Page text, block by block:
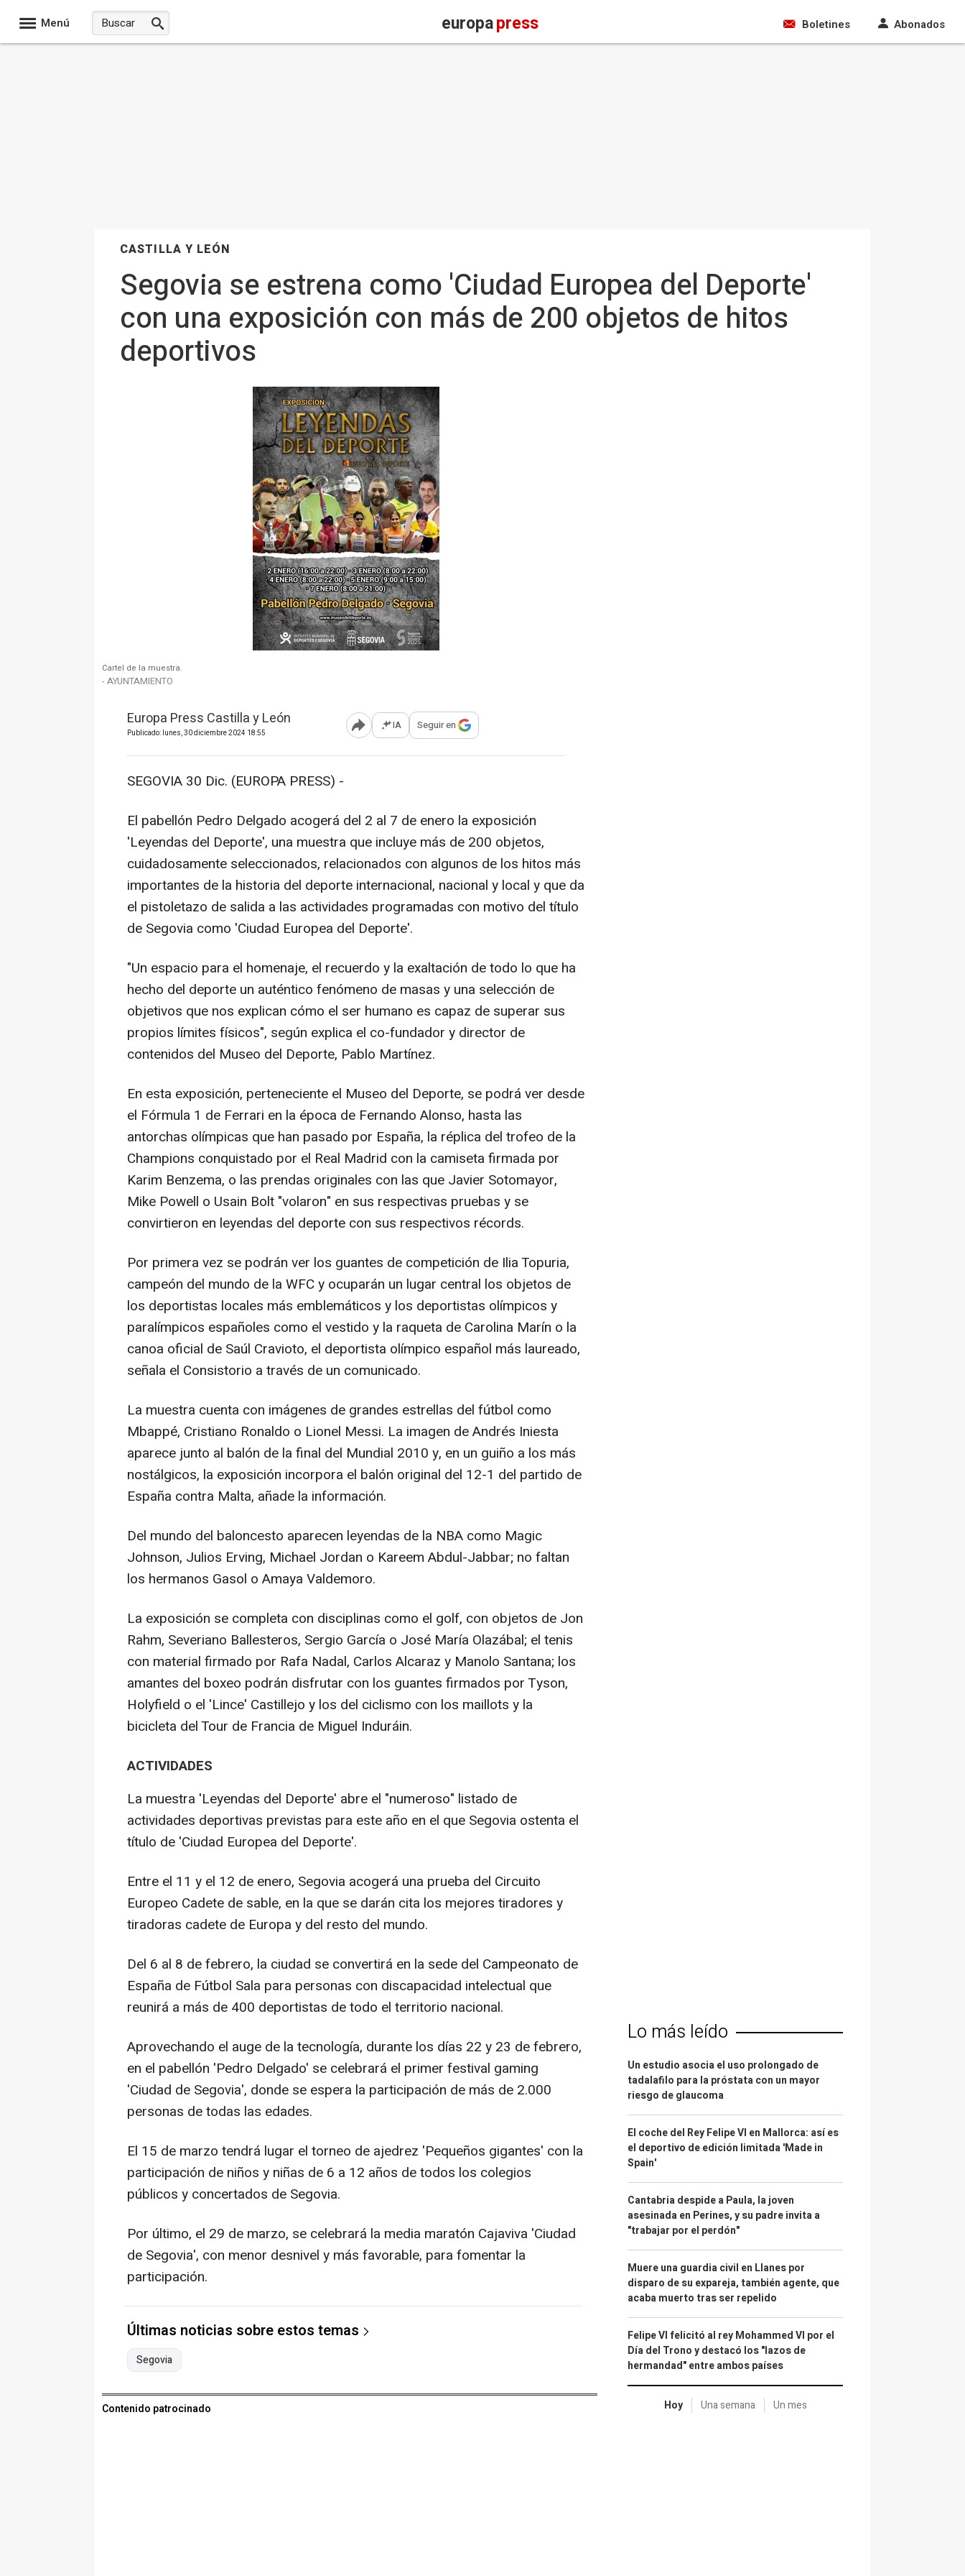
Menú europapress Boletines Abonados
CASTILLA Y LEÓN
Segovia se estrena como 'Ciudad Europea del Deporte'
con una exposición con más de 200 objetos de hitos
deportivos
Cartel de la muestra.
- AYUNTAMIENTO
Europa Press Castilla y León
Publicado: lunes, 30 diciembre 2024 18:55 Abrir opciones para compartir
IA Seguir en
SEGOVIA 30 Dic. (EUROPA PRESS) -
El pabellón Pedro Delgado acogerá del 2 al 7 de enero la exposición
'Leyendas del Deporte', una muestra que incluye más de 200 objetos,
cuidadosamente seleccionados, relacionados con algunos de los hitos más
importantes de la historia del deporte internacional, nacional y local y que da
el pistoletazo de salida a las actividades programadas con motivo del título
de Segovia como 'Ciudad Europea del Deporte'.
"Un espacio para el homenaje, el recuerdo y la exaltación de todo lo que ha
hecho del deporte un auténtico fenómeno de masas y una selección de
objetivos que nos explican cómo el ser humano es capaz de superar sus
propios límites físicos", según explica el co-fundador y director de
contenidos del Museo del Deporte, Pablo Martínez.
En esta exposición, perteneciente el Museo del Deporte, se podrá ver desde
el Fórmula 1 de Ferrari en la época de Fernando Alonso, hasta las
antorchas olímpicas que han pasado por España, la réplica del trofeo de la
Champions conquistado por el Real Madrid con la camiseta firmada por
Karim Benzema, o las prendas originales con las que Javier Sotomayor,
Mike Powell o Usain Bolt "volaron" en sus respectivas pruebas y se
convirtieron en leyendas del deporte con sus respectivos récords.
Por primera vez se podrán ver los guantes de competición de Ilia Topuria,
campeón del mundo de la WFC y ocuparán un lugar central los objetos de
los deportistas locales más emblemáticos y los deportistas olímpicos y
paralímpicos españoles como el vestido y la raqueta de Carolina Marín o la
canoa oficial de Saúl Cravioto, el deportista olímpico español más laureado,
señala el Consistorio a través de un comunicado.
La muestra cuenta con imágenes de grandes estrellas del fútbol como
Mbappé, Cristiano Ronaldo o Lionel Messi. La imagen de Andrés Iniesta
aparece junto al balón de la final del Mundial 2010 y, en un guiño a los más
nostálgicos, la exposición incorpora el balón original del 12-1 del partido de
España contra Malta, añade la información.
Del mundo del baloncesto aparecen leyendas de la NBA como Magic
Johnson, Julios Erving, Michael Jordan o Kareem Abdul-Jabbar; no faltan
los hermanos Gasol o Amaya Valdemoro.
La exposición se completa con disciplinas como el golf, con objetos de Jon
Rahm, Severiano Ballesteros, Sergio García o José María Olazábal; el tenis
con material firmado por Rafa Nadal, Carlos Alcaraz y Manolo Santana; los
amantes del boxeo podrán disfrutar con los guantes firmados por Tyson,
Holyfield o el 'Lince' Castillejo y los del ciclismo con los maillots y la
bicicleta del Tour de Francia de Miguel Induráin.
ACTIVIDADES
La muestra 'Leyendas del Deporte' abre el "numeroso" listado de
actividades deportivas previstas para este año en el que Segovia ostenta el
título de 'Ciudad Europea del Deporte'.
Entre el 11 y el 12 de enero, Segovia acogerá una prueba del Circuito
Europeo Cadete de sable, en la que se darán cita los mejores tiradores y
tiradoras cadete de Europa y del resto del mundo.
Del 6 al 8 de febrero, la ciudad se convertirá en la sede del Campeonato de
España de Fútbol Sala para personas con discapacidad intelectual que
reunirá a más de 400 deportistas de todo el territorio nacional.
Aprovechando el auge de la tecnología, durante los días 22 y 23 de febrero,
en el pabellón 'Pedro Delgado' se celebrará el primer festival gaming
'Ciudad de Segovia', donde se espera la participación de más de 2.000
personas de todas las edades.
El 15 de marzo tendrá lugar el torneo de ajedrez 'Pequeños gigantes' con la
participación de niños y niñas de 6 a 12 años de todos los colegios
públicos y concertados de Segovia.
Por último, el 29 de marzo, se celebrará la media maratón Cajaviva 'Ciudad
de Segovia', con menor desnivel y más favorable, para fomentar la
participación.
Últimas noticias sobre estos temas
Segovia
Contenido patrocinado
Lo más leído
Un estudio asocia el uso prolongado de
tadalafilo para la próstata con un mayor
riesgo de glaucoma
El coche del Rey Felipe VI en Mallorca: así es
el deportivo de edición limitada 'Made in
Spain'
Cantabria despide a Paula, la joven
asesinada en Perines, y su padre invita a
"trabajar por el perdón"
Muere una guardia civil en Llanes por
disparo de su expareja, también agente, que
acaba muerto tras ser repelido
Felipe VI felicitó al rey Mohammed VI por el
Día del Trono y destacó los "lazos de
hermandad" entre ambos países
Hoy Una semana Un mes